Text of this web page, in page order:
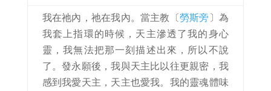
我在祂內，祂在我內。當主教〔勞斯旁〕為
我套上指環的時候，天主滲透了我的身心
靈，我無法把那一刻描述出來，所以不說
了。發永願後，我與天主比以往更親密，我
感到我愛天主，天主也愛我。我的靈魂體味